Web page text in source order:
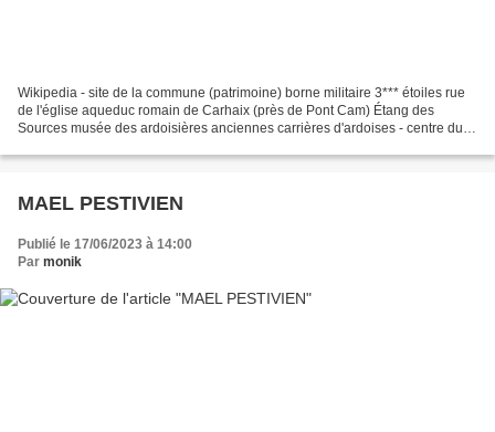
Wikipedia - site de la commune (patrimoine) borne militaire 3*** étoiles rue
de l'église aqueduc romain de Carhaix (près de Pont Cam) Étang des
Sources musée des ardoisières anciennes carrières d'ardoises - centre du
MAEL PESTIVIEN
Publié le 17/06/2023 à 14:00
Par monik